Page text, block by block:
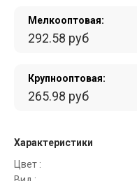
Мелкооптовая:
292.58 руб
Крупнооптовая:
265.98 руб
Характеристики
Цвет :